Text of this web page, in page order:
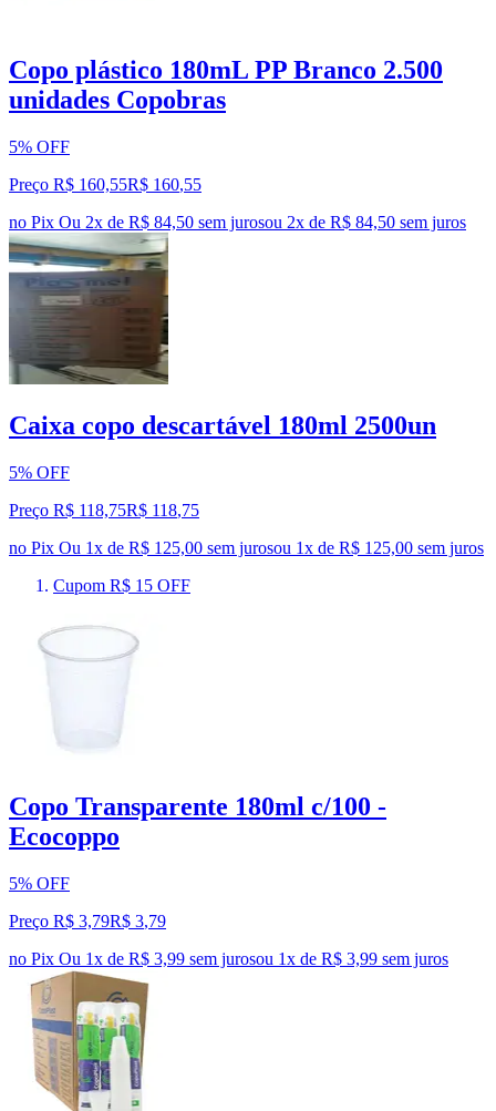
Copo plástico 180mL PP Branco 2.500
unidades Copobras
5% OFF
Preço R$ 160,55R$ 160,55
no Pix Ou 2x de R$ 84,50 sem jurosou 2x de R$ 84,50 sem juros
Caixa copo descartável 180ml 2500un
5% OFF
Preço R$ 118,75R$ 118,75
no Pix Ou 1x de R$ 125,00 sem jurosou 1x de R$ 125,00 sem juros
Cupom R$ 15 OFF
Copo Transparente 180ml c/100 -
Ecocoppo
5% OFF
Preço R$ 3,79R$ 3,79
no Pix Ou 1x de R$ 3,99 sem jurosou 1x de R$ 3,99 sem juros